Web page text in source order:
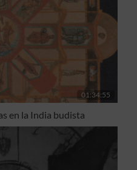
01:34:55
en la India budista